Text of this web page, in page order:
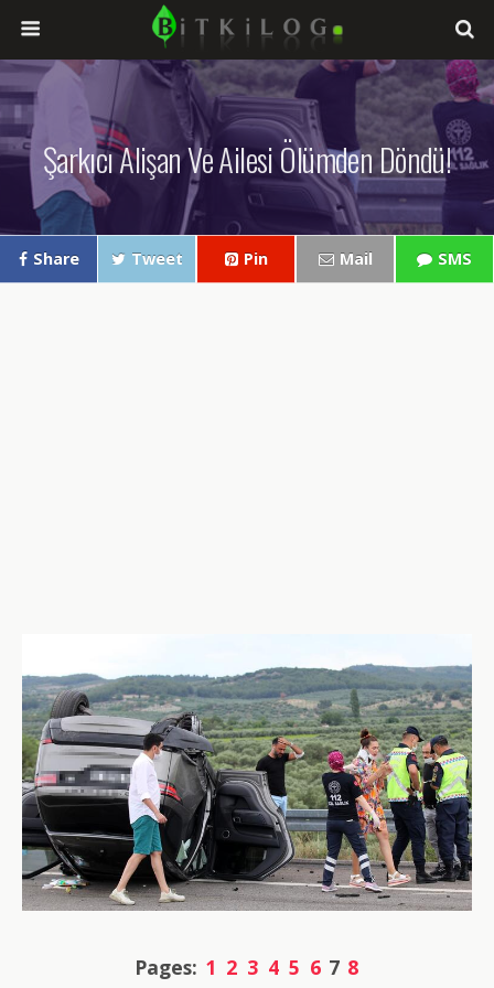
Şarkıcı Alişan Ve Ailesi Ölümden Döndü!
Share Tweet Pin Mail SMS
Pages: 1 2 3 4 5 6 7 8